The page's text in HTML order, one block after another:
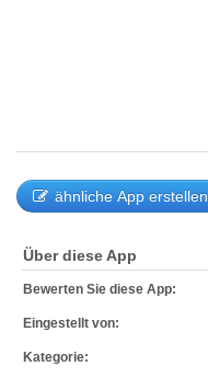
ähnliche App erstellen
Über diese App
Bewerten Sie diese App:
Eingestellt von:
Kategorie: